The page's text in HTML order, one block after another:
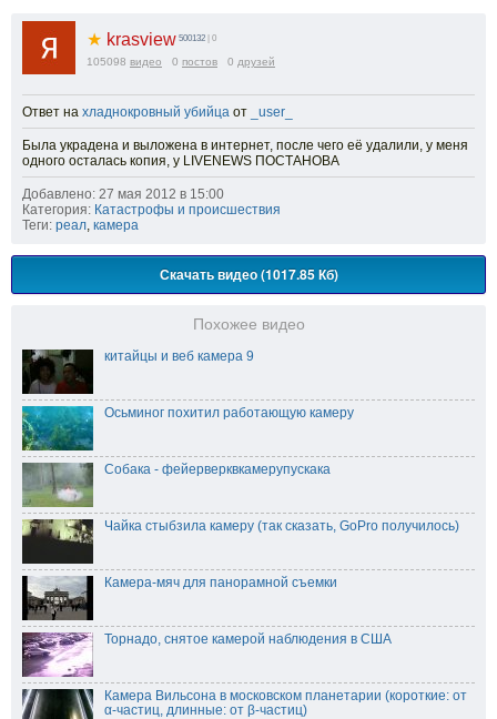
★ krasview 500132 | 0
105098 видео 0 постов 0 друзей
Ответ на хладнокровный убийца от _user_
Была украдена и выложена в интернет, после чего её удалили, у меня
одного осталась копия, у LIVENEWS ПОСТАНОВА
Добавлено: 27 мая 2012 в 15:00
Категория: Катастрофы и происшествия
Теги: реал камера
Скачать видео (1017.85 Кб)
Похожее видео
китайцы и веб камера 9
Осьминог похитил работающую камеру
Собака - фейерверквкамерупускака
Чайка стыбзила камеру (так сказать, GoPro получилось)
Камера-мяч для панорамной съемки
Торнадо, снятое камерой наблюдения в США
Камера Вильсона в московском планетарии (короткие: от
α-частиц, длинные: от β-частиц)